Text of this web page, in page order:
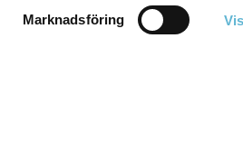
Marknadsföring